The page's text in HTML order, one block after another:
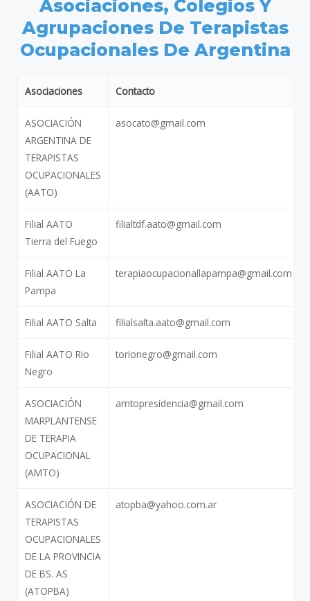
Asociaciones, Colegios Y
Agrupaciones De Terapistas
Ocupacionales De Argentina
Asociaciones Contacto
ASOCIACIÓN
ARGENTINA DE
TERAPISTAS
OCUPACIONALES
(AATO)
asocato@gmail.com
Filial AATO
Tierra del Fuego
filialtdf.aato@gmail.com
Filial AATO La
Pampa
terapiaocupacionallapampa@gmail.com
Filial AATO Salta filialsalta.aato@gmail.com
Filial AATO Rio
Negro
torionegro@gmail.com
ASOCIACIÓN
MARPLANTENSE
DE TERAPIA
OCUPACIONAL
(AMTO)
amtopresidencia@gmail.com
ASOCIACIÓN DE
TERAPISTAS
OCUPACIONALES
DE LA PROVINCIA
DE BS. AS
(ATOPBA)
atopba@yahoo.com.ar